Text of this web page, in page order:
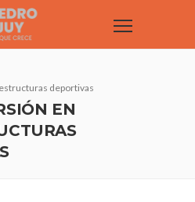
deportivas
EN